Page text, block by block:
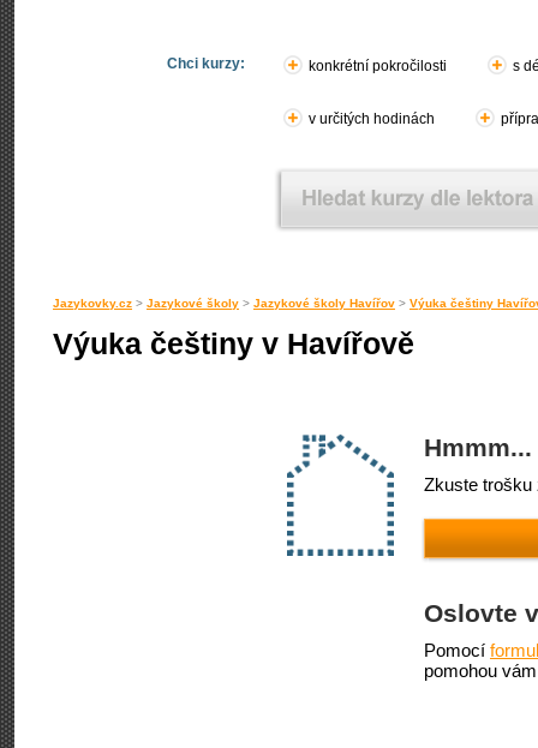
Chci kurzy: konkrétní pokročilosti s
v určitých hodinách
Jazykovky.cz > Jazykové školy > Jazykové školy Havířov > Výuka češtiny
Výuka češtiny v Havířově
Zkuste trošku
Oslovte
Pomocí
pomohou